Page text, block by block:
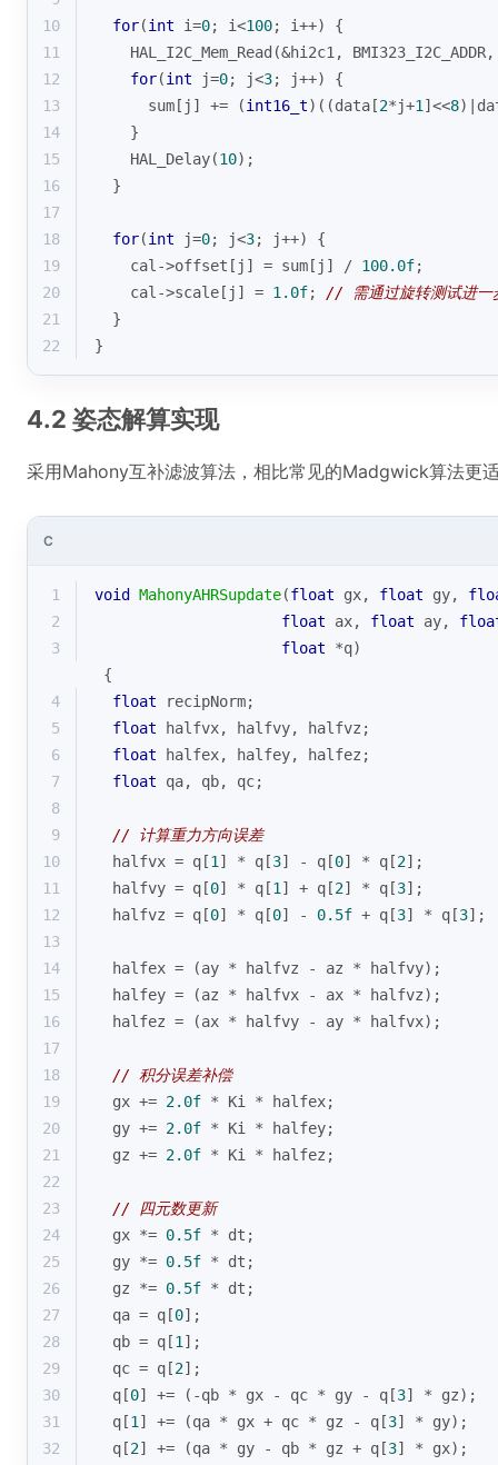
10
for(int i=0; i<100; i++) {
11
HAL_I2C_Mem_Read(&hi2c1,
12
for(int j=0; j<3; j++) {
13
      sum[j] += (
int16_t)((data[2*j+1 ]<<8
14
    }
15
    HAL_Delay(
10);
16
  }
17
18
for(int j=0; j<3; j++) {
19
    cal->offset[j] = sum[j] /
100.0f;
20
    cal->scale[j] =
1.0f; // 需通过旋转测试进一
21
  }
22
}
4.2 姿态解算实现
采用Mahony互补滤波算法，相比常见的Madgwick算法更
C
1 void MahonyAHRSupdate(float gx, float gy,
2
float ax, float ay,
3
float *q)
{
4
float recipNorm;
5
float halfvx, halfvy, halfvz;
6
float halfex, halfey, halfez;
7
float qa, qb, qc;
8
9
// 计算重力方向误差
10
  halfvx = q[
1 ] * q[3] - q[0] * q[2];
11
  halfvy = q[
0] * q[1 ] + q[2] * q[3];
12
  halfvz = q[
0] * q[0] - 0.5f + q[3] * q[3];
13
14
  halfex = (ay * halfvz - az * halfvy);
15
  halfey = (az * halfvx - ax * halfvz);
16
  halfez = (ax * halfvy - ay * halfvx);
17
18
// 积分误差补偿
19
  gx +=
2.0f * Ki * halfex;
20
  gy +=
2.0f * Ki * halfey;
21
  gz +=
2.0f * Ki * halfez;
22
23
// 四元数更新
24
  gx *=
0.5f * dt;
25
  gy *=
0.5f * dt;
26
  gz *=
0.5f * dt;
27
  qa = q[
0];
28
  qb = q[
1 ];
29
  qc = q[
2];
30
  q[
0] += (-qb * gx - qc * gy - q[3] * gz);
31
  q[
1 ] += (qa * gx + qc * gz - q[3] * gy);
32
  q[
2] += (qa * gy - qb * gz + q[3] * gx);